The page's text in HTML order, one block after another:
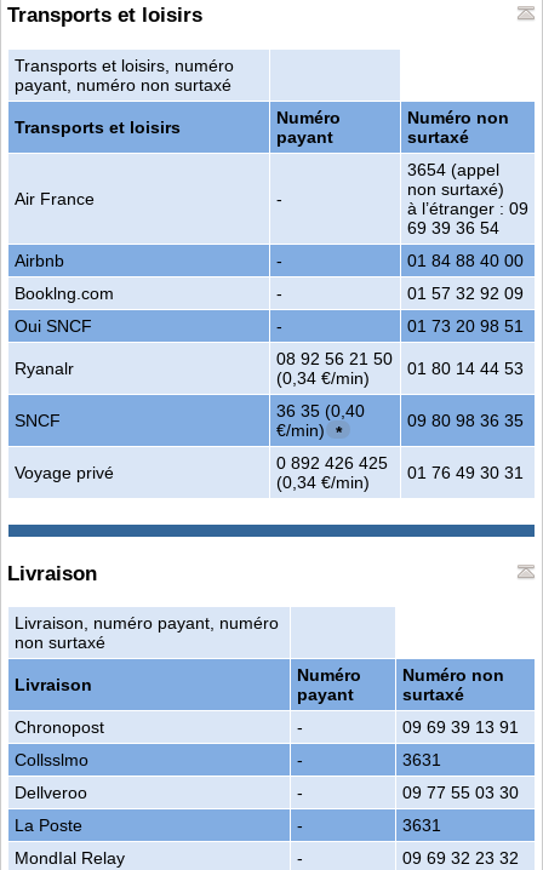
Transports et loisirs
Transports et loisirs, numéro
payant, numéro non surtaxé
Transports et loisirs
Numéro
payant
Numéro non
surtaxé
Air France -
3654 (appel
non surtaxé)
à l’étranger : 09
69 39 36 54
Airbnb
-
01 84 88 40 00
Booklng.com
-
01 57 32 92 09
Oui SNCF
- 01 73 20 98 51
Ryanalr
08 92 56 21 50
(0,34 €/min)
01 80 14 44 53
SNCF
36 35 (0,40
€/min)
*
09 80 98 36 35
Voyage privé
0 892 426 425
(0,34 €/min)
01 76 49 30 31
Livraison
Livraison, numéro payant, numéro
non surtaxé
Livraison
Numéro
payant
Numéro non
surtaxé
Chronopost
-
09 69 39 13 91
Collsslmo
-
3631
Dellveroo
-
09 77 55 03 30
La Poste
-
3631
MondIal Relay
-
09 69 32 23 32